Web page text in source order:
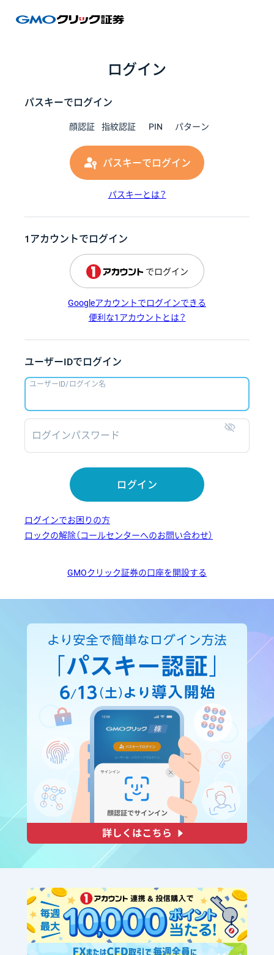
ログイン
パスキーでログイン
顔認証 指紋認証 PIN パターン
パスキーでログイン
パスキーとは？
1アカウントでログイン
でログイン
Googleアカウントでログインできる
便利な1アカウントとは？
ユーザーIDでログイン
ユーザーID/ログイン名
ログインパスワード
ログイン
ログインでお困りの方
ロックの解除（コールセンターへのお問い合わせ）
GMOクリック証券の口座を開設する